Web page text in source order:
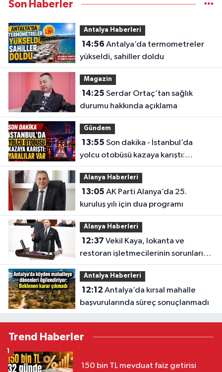
Son Haberler
Antalya Haberleri
14:56
yükseldi, sahiller doldu
Magazin
14:25
durumu hakkında açıklama
Gündem
13:55
yolcu otobüsü kazaya karıştı:
Yaralılar var
Alanya Haberleri
13:05
kuruluş yılı için dua programı
Alanya Haberleri
12:37
restoran işletmecilerinin sorunlarını
TBMM’ye taşıdı
Antalya Haberleri
12:12
başvurularında süreç sonuçlanmadı
Trend Haberler
150 bin TL mevduat faiz getirisi
1